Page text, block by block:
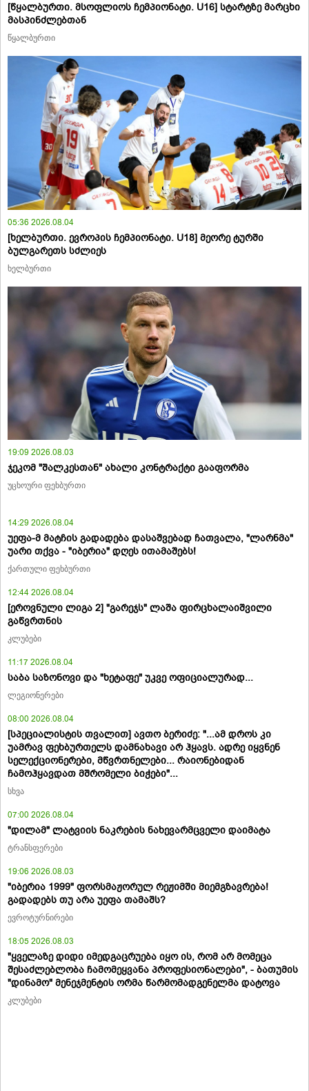
[წყალბურთი. მსოფლიოს ჩემპიონატი. U16] სტარტზე მარცხი
მასპინძლებთან
წყალბურთი
05:36 2026.08.04
[ხელბურთი. ევროპის ჩემპიონატი. U18] მეორე ტურში
ბულგარეთს სძლიეს
ხელბურთი
19:09 2026.08.03
ჯეკომ "შალკესთან" ახალი კონტრაქტი გააფორმა
უცხოური ფეხბურთი
14:29 2026.08.04
უეფა-მ მატჩის გადადება დასაშვებად ჩათვალა, "ლარნმა"
უარი თქვა - "იბერია" დღეს ითამაშებს!
ქართული ფეხბურთი
12:44 2026.08.04
[ეროვნული ლიგა 2] "გარეჯს" ლაშა ფირცხალაიშვილი
გაწვრთნის
კლუბები
11:17 2026.08.04
საბა საზონოვი და "ხეტაფე" უკვე ოფიციალურად...
ლეგიონერები
08:00 2026.08.04
[სპეციალისტის თვალით] ავთო ბერიძე: "...ამ დროს კი
უამრავ ფეხბურთელს დამნახავი არ ჰყავს. ადრე იყვნენ
სელექციონერები, მწვრთნელები... რაიონებიდან
ჩამოჰყავდათ მშრომელი ბიჭები"...
სხვა
07:00 2026.08.04
"დილამ" ლატვიის ნაკრების ნახევარმცველი დაიმატა
ტრანსფერები
19:06 2026.08.03
"იბერია 1999" ფორსმაჟორულ რეჟიმში მიემგზავრება!
გადადებს თუ არა უეფა თამაშს?
ევროტურნირები
18:05 2026.08.03
"ყველაზე დიდი იმედგაცრუება იყო ის, რომ არ მომეცა
შესაძლებლობა ჩამომეყვანა პროფესიონალები", - ბათუმის
"დინამო" მენეჯმენტის ორმა წარმომადგენელმა დატოვა
კლუბები